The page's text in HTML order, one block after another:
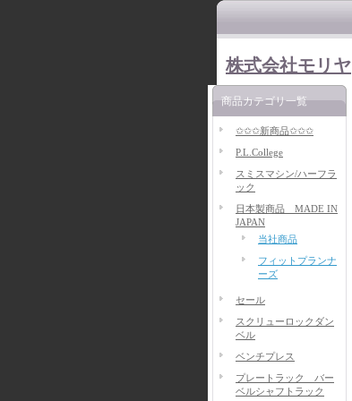
株式会社モリヤ
商品カテゴリ一覧
✩✩✩新商品✩✩✩
P.L.College
スミスマシン/ハーフラ
ック
日本製商品 MADE IN
JAPAN
当社商品
フィットプランナ
ーズ
セール
スクリューロックダン
ベル
ベンチプレス
プレートラック バー
ベルシャフトラック